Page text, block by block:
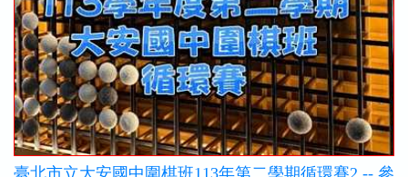
臺北市立大安國中圍棋班113年第二學期循環賽2 -- 參